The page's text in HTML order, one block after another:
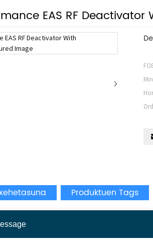
EAS RF Deactivator
Produktuen Tags